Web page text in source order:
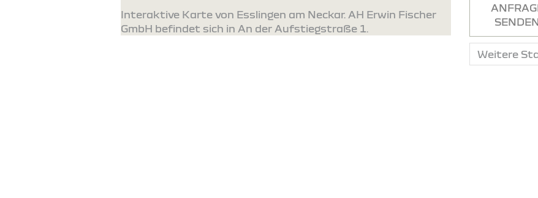
Interaktive Karte von Esslingen am Neckar. AH Erwin Fischer
GmbH befindet sich in An der Aufstiegstraße 1.
SENDEN